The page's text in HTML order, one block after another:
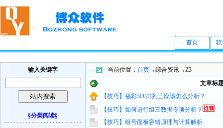
首页
输入关键字
§分类阅读§
当前位置： 首页→综合资讯→Z3
文章标
【技巧】福彩3D/排列三应该怎么分析？
【技巧】如何进行组三数据专项分析？
【技巧】组号面板容错原理与计算解析